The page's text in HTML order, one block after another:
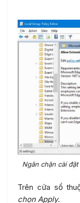
Ngăn chặn cài
Trên cửa sổ
chọn Apply.